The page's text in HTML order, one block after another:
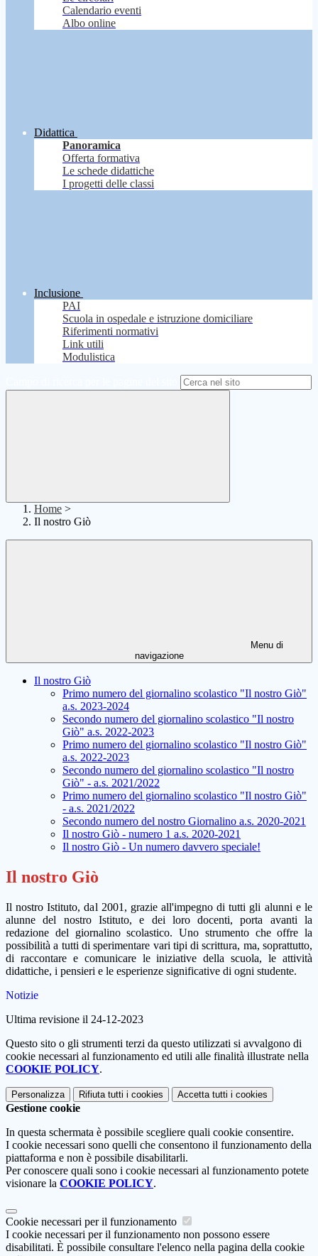
Calendario eventi
Albo online
Didattica
Panoramica
Offerta formativa
Le schede didattiche
I progetti delle classi
Inclusione
PAI
Scuola in ospedale e istruzione domiciliare
Riferimenti normativi
Link utili
Modulistica
Home >
Il nostro Giò
Menu di
navigazione
Il nostro Giò
Primo numero del giornalino scolastico "Il nostro Giò"
a.s. 2023-2024
Secondo numero del giornalino scolastico "Il nostro
Giò" a.s. 2022-2023
Primo numero del giornalino scolastico "Il nostro Giò"
a.s. 2022-2023
Secondo numero del giornalino scolastico "Il nostro
Giò" - a.s. 2021/2022
Primo numero del giornalino scolastico "Il nostro Giò"
- a.s. 2021/2022
Secondo numero del nostro Giornalino a.s. 2020-2021
Il nostro Giò - numero 1 a.s. 2020-2021
Il nostro Giò - Un numero davvero speciale!
Il nostro Giò
Il nostro Istituto, dal 2001, grazie all'impegno di tutti gli alunni e le
alunne del nostro Istituto, e dei loro docenti, porta avanti la
redazione del giornalino scolastico. Uno strumento che offre la
possibilità a tutti di sperimentare vari tipi di scrittura, ma, soprattutto,
di raccontare e comunicare le iniziative della scuola, le attività
didattiche, i pensieri e le esperienze significative di ogni studente.
Notizie
Ultima revisione il 24-12-2023
Questo sito o gli strumenti terzi da questo utilizzati si avvalgono di
cookie necessari al funzionamento ed utili alle finalità illustrate nella
COOKIE POLICY.
Personalizza Rifiuta tutti i cookies Accetta tutti i cookies
Gestione cookie
In questa schermata è possibile scegliere quali cookie consentire.
I cookie necessari sono quelli che consentono il funzionamento della
piattaforma e non è possibile disabilitarli.
Per conoscere quali sono i cookie necessari al funzionamento potete
visionare la COOKIE POLICY.
Cookie necessari per il funzionamento
I cookie necessari per il funzionamento non possono essere
disabilitati. È possibile consultare l'elenco nella pagina della cookie